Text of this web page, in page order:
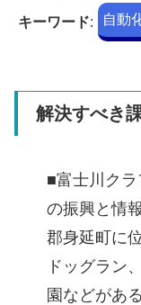
キーワード: 自動
解決すべき
■富士川ク
の振興と情
郡身延町に
ドッグラン
園などがあ